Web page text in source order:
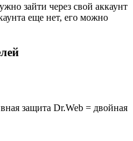
зайти через свой аккаунт
еще нет, его можно
защита Dr.Web = двойная